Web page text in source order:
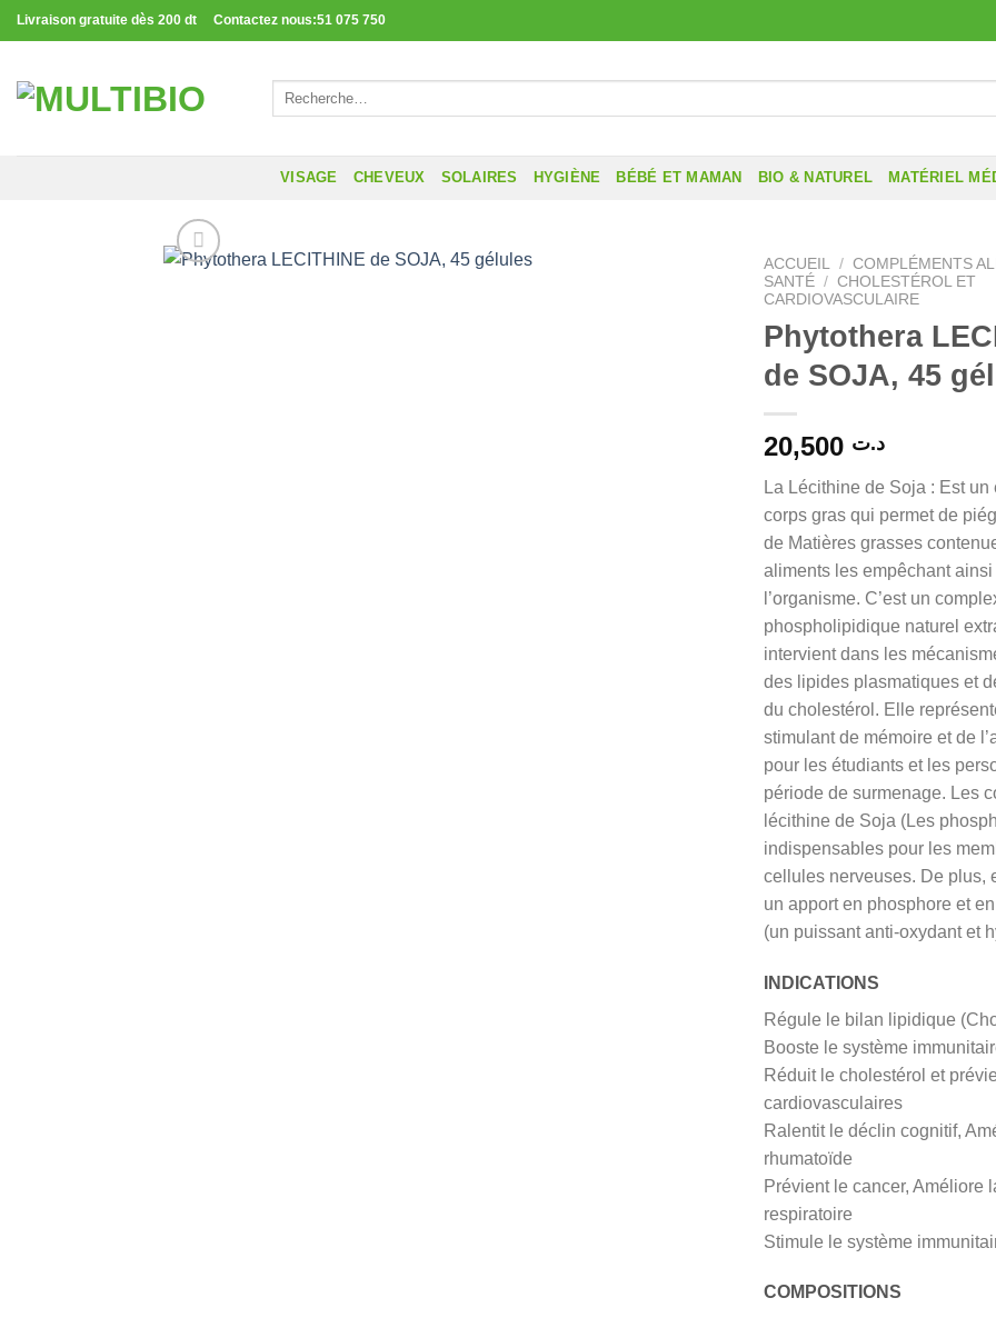
Passer
au
Livraison gratuite dès 200 dt Contactez nous:51 075 750
Recherche
VISAGE CHEVEUX SOLAIRES HYGIÈNE BÉBÉ ET MAMAN BIO & NATUREL MATÉRIEL
ACCUEIL / COMPLÉMENTS
SANTÉ / CHOLESTÉROL ET
CARDIOVASCULAIRE
Phytothera
de SOJA, 45
د.ت
La Lécithine de Soja : Est un
corps gras qui permet de
de Matières grasses
aliments les empêchant
l’organisme. C’est un
phospholipidique naturel
intervient dans les
des lipides plasmatiques et
du cholestérol. Elle
stimulant de mémoire et de
pour les étudiants et les
période de surmenage. Les
lécithine de Soja (Les
indispensables pour les
cellules nerveuses. De plus,
un apport en phosphore et
(un puissant anti-oxydant et
INDICATIONS
Régule le bilan lipidique
Booste le système
Réduit le cholestérol et
cardiovasculaires
Ralentit le déclin cognitif,
rhumatoïde
Prévient le cancer, Améliore
respiratoire
Stimule le système
COMPOSITIONS